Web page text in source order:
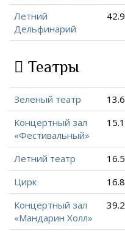
Летний
Дельфинарий
Театры
Зеленый театр
Концертный зал
«Фестивальный»
Летний театр
Цирк
Концертный зал
«Мандарин Холл»